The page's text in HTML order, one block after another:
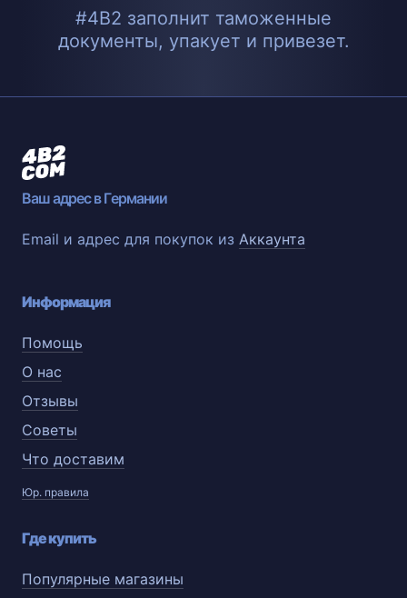
#4B2 заполнит таможенные
документы, упакует и привезет.
Ваш адрес в Германии
Email и адрес для покупок из Аккаунта
Информация
Помощь
О нас
Отзывы
Советы
Что доставим
Юр. правила
Где купить
Популярные магазины